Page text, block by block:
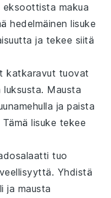
eksoottista makua
hedelmäinen lisuke
ja tekee siitä
katkaravut tuovat
luksusta. Mausta
ja paista
lisuke tekee
tuo
Yhdistä
ja mausta